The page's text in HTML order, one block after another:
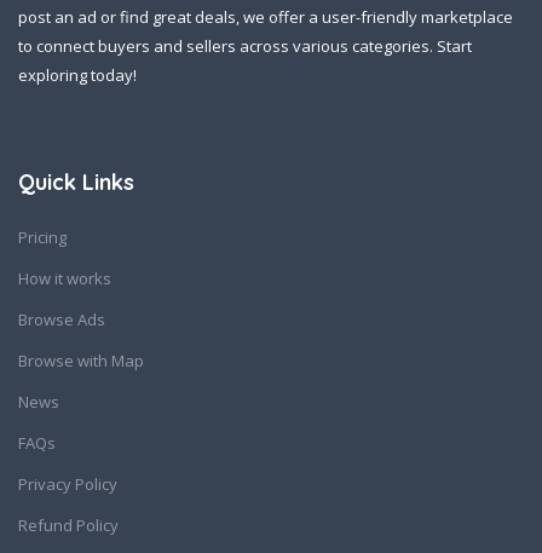
post an ad or find great deals, we offer a user-friendly marketplace
to connect buyers and sellers across various categories. Start
exploring today!
Quick Links
Pricing
How it works
Browse Ads
Browse with Map
News
FAQs
Privacy Policy
Refund Policy